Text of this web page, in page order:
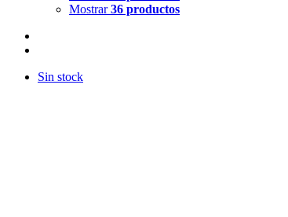
Mostrar36 productos
Sin stock